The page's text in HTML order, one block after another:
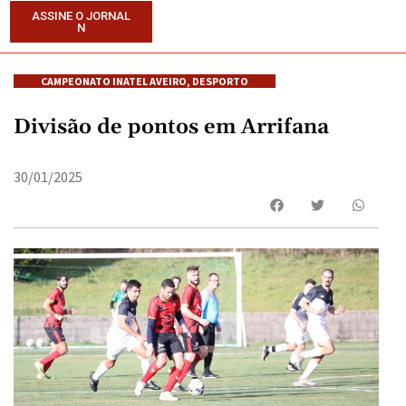
ASSINE O JORNAL
N
CAMPEONATO INATEL AVEIRO, DESPORTO
Divisão de pontos em Arrifana
30/01/2025